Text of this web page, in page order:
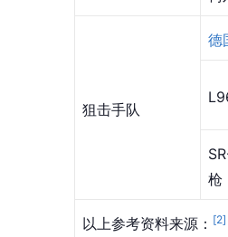
狙击手队
德
以上参考资料来源： [2]